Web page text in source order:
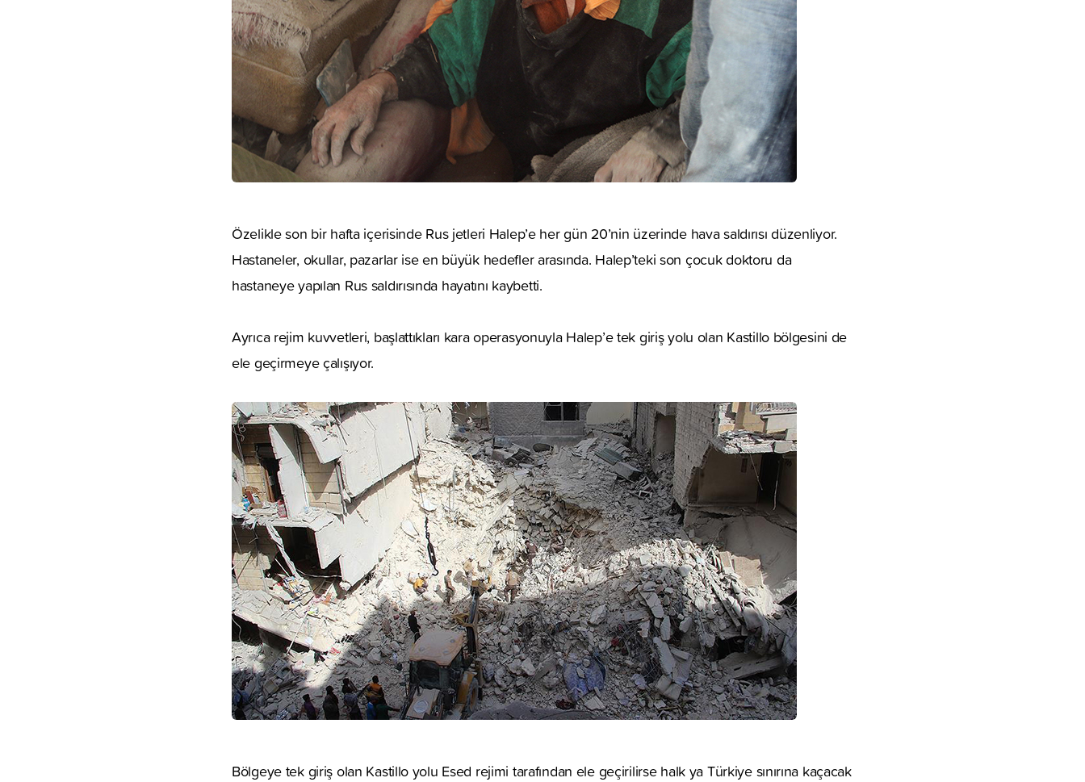
Özelikle son bir hafta içerisinde Rus jetleri Halep’e her gün 20’nin üzerinde hava saldırısı düzenliyor.
Hastaneler, okullar, pazarlar ise en büyük hedefler arasında. Halep’teki son çocuk doktoru da
hastaneye yapılan Rus saldırısında hayatını kaybetti.
Ayrıca rejim kuvvetleri, başlattıkları kara operasyonuyla Halep’e tek giriş yolu olan Kastillo bölgesini de
ele geçirmeye çalışıyor.
Bölgeye tek giriş olan Kastillo yolu Esed rejimi tarafından ele geçirilirse halk ya Türkiye sınırına kaçacak